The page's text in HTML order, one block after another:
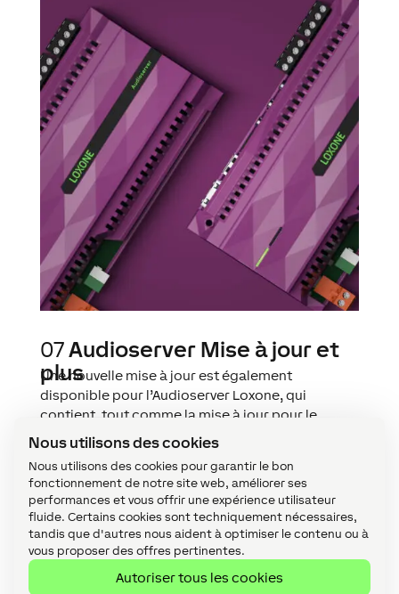
Nous utilisons des cookies
Nous utilisons des cookies pour garantir le bon
fonctionnement de notre site web, améliorer ses
performances et vous offrir une expérience utilisateur
fluide. Certains cookies sont techniquement nécessaires,
tandis que d'autres nous aident à optimiser le contenu ou à
vous proposer des offres pertinentes.
Autoriser tous les cookies
07Audioserver Mise à jour et
plus
Une nouvelle mise à jour est également
disponible pour l’Audioserver Loxone, qui
contient, tout comme la mise à jour pour le
Miniserver, de nombreuses améliorations de
Comme toujours, vous trouverez un aperçu de
toutes les modifications dans le changelog. De
15.0 est disponible au téléchargement depuis